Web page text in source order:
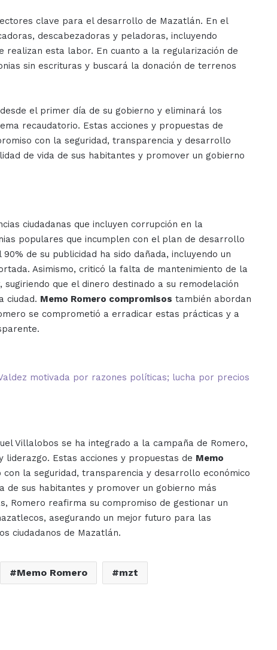
clave para el desarrollo de Mazatlán. En el
descabezadoras y peladoras, incluyendo
realizan esta labor. En cuanto a la regularización de
sin escrituras y buscará la donación de terrenos
el primer día de su gobierno y eliminará los
recaudatorio. Estas acciones y propuestas de
con la seguridad, transparencia y desarrollo
de vida de sus habitantes y promover un gobierno
ciudadanas que incluyen corrupción en la
populares que incumplen con el plan de desarrollo
de su publicidad ha sido dañada, incluyendo un
Asimismo, criticó la falta de mantenimiento de la
que el dinero destinado a su remodelación
ciudad. Memo Romero compromisos también abordan
se comprometió a erradicar estas prácticas y a
motivada por razones políticas; lucha por precios
Villalobos se ha integrado a la campaña de Romero,
Estas acciones y propuestas de Memo
con la seguridad, transparencia y desarrollo económico
de sus habitantes y promover un gobierno más
Romero reafirma su compromiso de gestionar un
asegurando un mejor futuro para las
ciudadanos de Mazatlán.
Memo Romero mzt